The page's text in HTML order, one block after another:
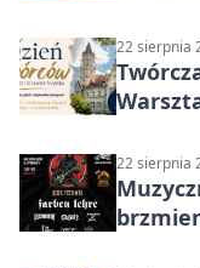
22 sierpnia
22 sierpnia